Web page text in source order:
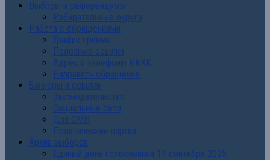
Выборы и референдумы
Избирательные округа
Работа с обращениями
График приема
Полезные ссылки
Адрес и телефоны ИККК
Направить обращение
Баннеры и ссылки
Законодательство
Социальные сети
Для СМИ
Политические партии
Архив выборов
Единый день голосования 14 сентября 2025